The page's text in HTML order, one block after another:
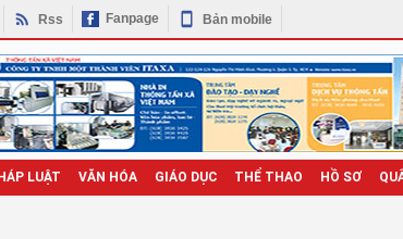
Rss Fanpage Bản mobile
LUẬT VĂN HÓA GIÁO DỤC THỂ THAO HỒ SƠ